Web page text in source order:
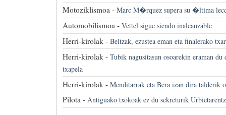
Motoziklismoa - Marc M�rquez supera su �ltima
Automobilismoa - Vettel sigue siendo inalcanzable
Herri-kirolak - Beltzak, ezustea eman eta finalerako
Herri-kirolak - Tubik nagusitasun osoarekin eraman
txapela
Herri-kirolak - Menditarrak eta Bera izan dira talderik
Pilota - Antiguako txokoak ez du sekreturik